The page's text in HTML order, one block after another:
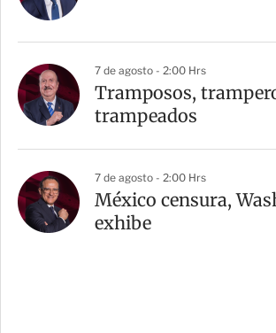
7 de agosto - 2:00 Hrs
Tramposos,
trampeados
7 de agosto - 2:00 Hrs
México censura,
exhibe